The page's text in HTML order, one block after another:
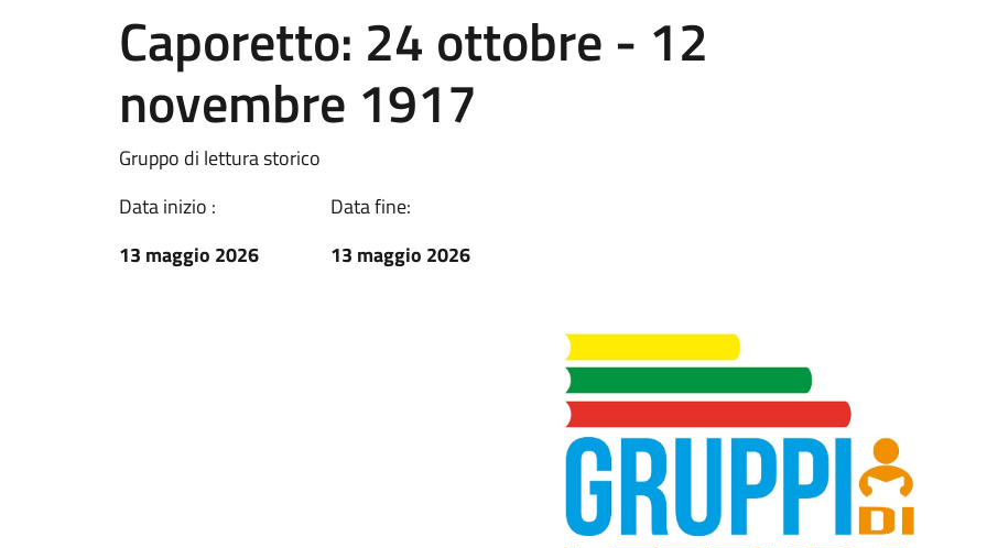
Caporetto: 24 ottobre - 12
novembre 1917
Gruppo di lettura storico
Data inizio :
13 maggio 2026
Data fine:
13 maggio 2026